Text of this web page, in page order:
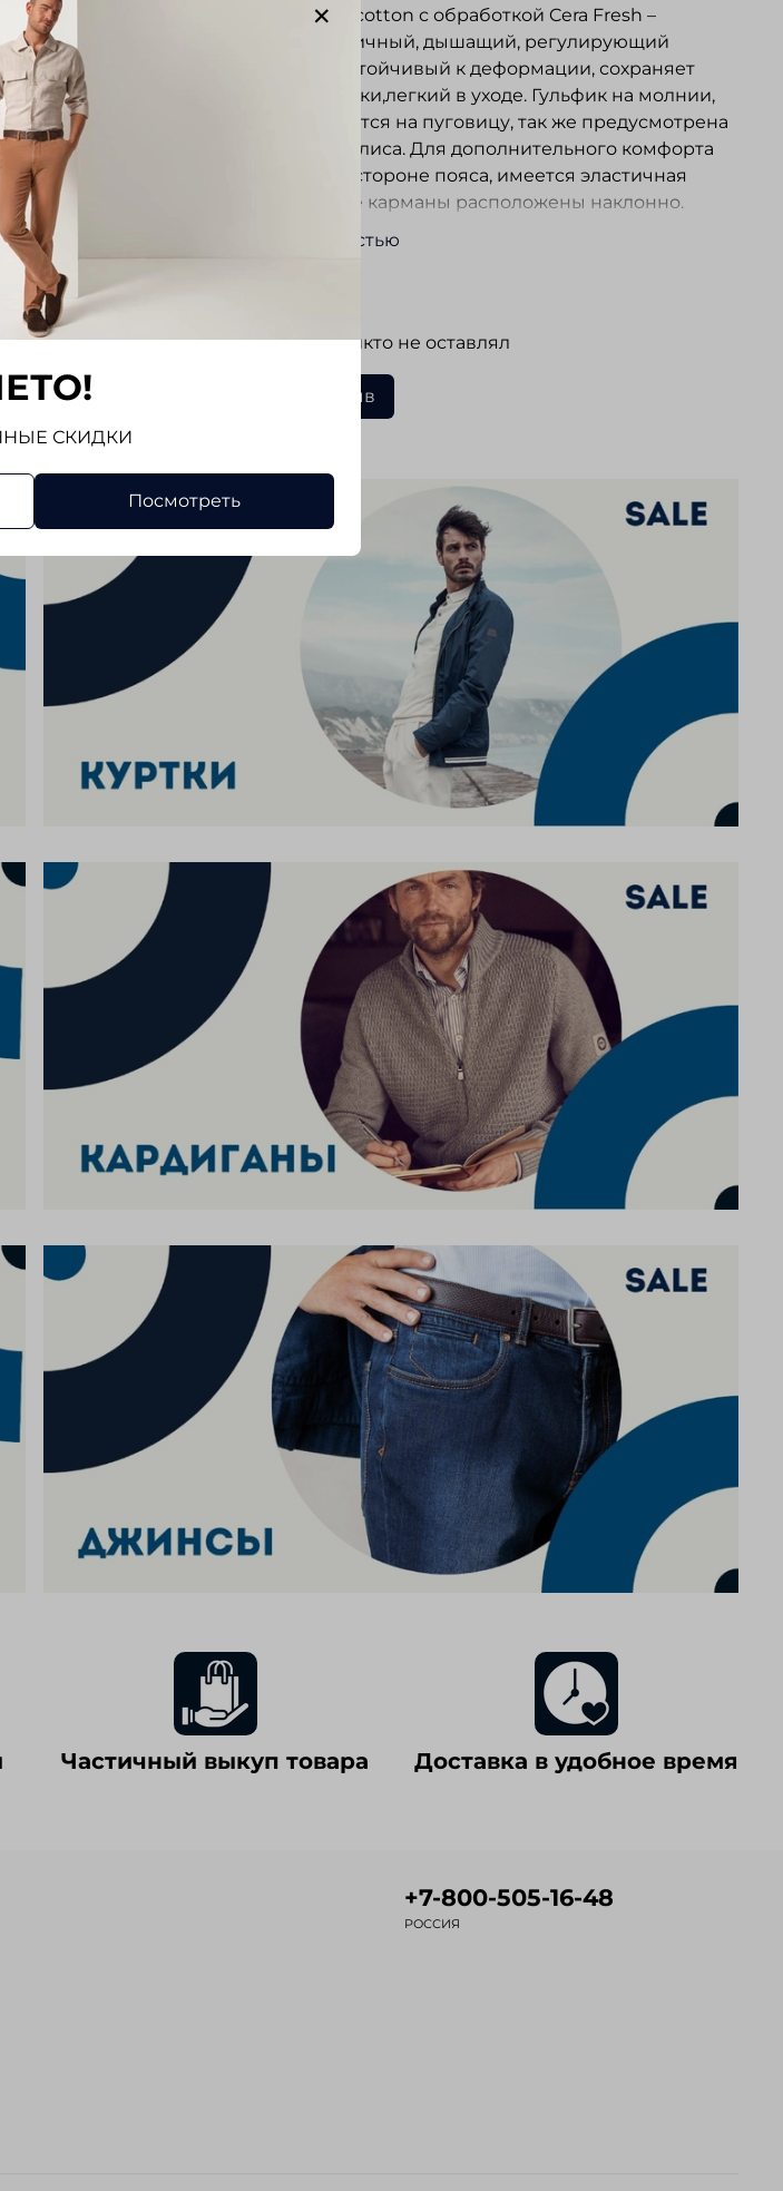
ткани Supreme cotton с обработкой Cera Fresh –
материал эластичный, дышащий, регулирующий
температуру, устойчивый к деформации, сохраняет
цвет после стирки,легкий в уходе. Гульфик на молнии,
пояс застегивается на пуговицу, так же предусмотрена
утягивающая кулиса. Для дополнительного комфорта
на внутренней стороне пояса, имеется эластичная
тесьма. Боковые карманы расположены наклонно.
Показать полностью
Отзывов еще никто не оставлял
Написать отзыв
Частичный выкуп товара Доставка в удобное время
+7-800-505-16-48
РОССИЯ
СКИДКИ
Посмотреть